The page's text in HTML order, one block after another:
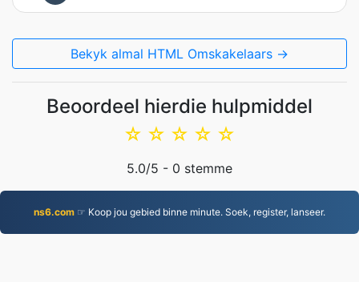
Bekyk almal HTML Omskakelaars →
Beoordeel hierdie hulpmiddel
☆
☆
☆
☆
☆
5.0/5 - 0 stemme
ns6.com ☞ Koop jou gebied binne minute. Soek, register, lanseer.